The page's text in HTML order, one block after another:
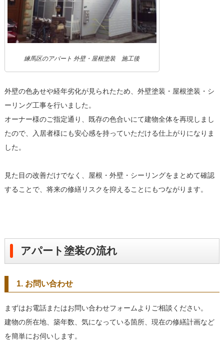
練馬区のアパート 外壁・屋根塗装 施工後
外壁の色あせや経年劣化が見られたため、外壁塗装・屋根塗装・シ
ーリング工事を行いました。
オーナー様のご指定通り、既存の色合いにて建物全体を再現しまし
たので、入居者様にも安心感を持っていただける仕上がりになりま
した。
見た目の改善だけでなく、屋根・外壁・シーリングをまとめて確認
することで、将来の修繕リスクを抑えることにもつながります。
アパート塗装の流れ
1. お問い合わせ
まずはお電話またはお問い合わせフォームよりご相談ください。
建物の所在地、築年数、気になっている箇所、現在の修繕計画など
を簡単にお伺いします。